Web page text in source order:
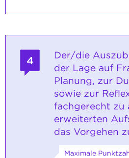
4
Der/die
der Lage auf
Planung, zur
sowie zur
fachgerecht zu
erweiterten
das Vorgehen
Maximale